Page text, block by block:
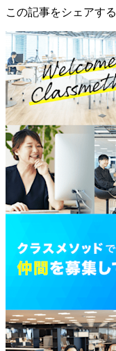
この記事をシェアする